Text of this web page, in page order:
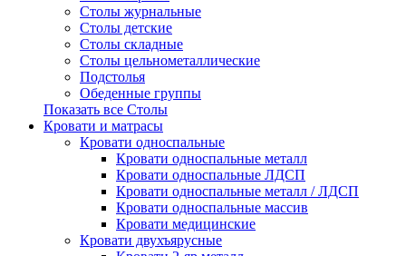
Столы журнальные
Столы детские
Столы складные
Столы цельнометаллические
Подстолья
Обеденные группы
Показать все Столы
Кровати и матрасы
Кровати односпальные
Кровати односпальные металл
Кровати односпальные ЛДСП
Кровати односпальные металл / ЛДСП
Кровати односпальные массив
Кровати медицинские
Кровати двухъярусные